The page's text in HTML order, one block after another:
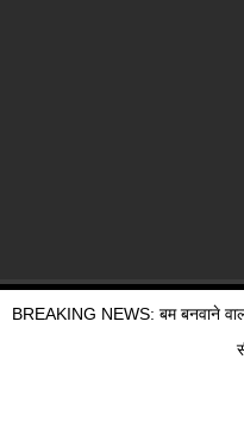
BREAKING NEWS: बम बनवाने